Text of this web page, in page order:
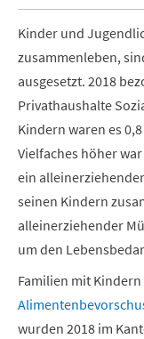
Kinder und
zusammenleben,
ausgesetzt. 2018
Privathaushalte
Kindern waren es
Vielfaches höher
ein
seinen Kindern
alleinerziehender
um den
Familien mit
wurden 2018 im